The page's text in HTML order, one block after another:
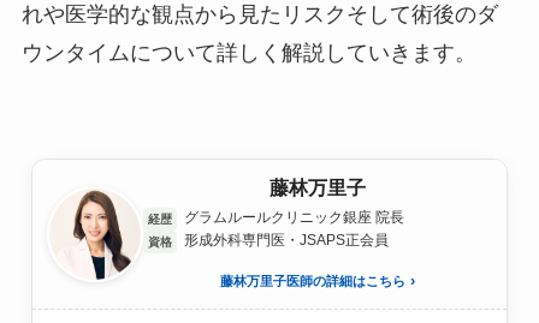
れや医学的な観点から見たリスクそして術後のダ
ウンタイムについて詳しく解説していきます。
藤林万里子
経歴 グラムルールクリニック銀座 院長
資格 形成外科専門医・JSAPS正会員
藤林万里子医師の詳細はこちら